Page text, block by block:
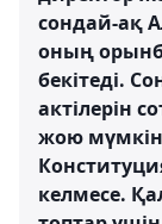
сондай-ақ
оның
бекітеді.
актілерін
жою
келмесе.